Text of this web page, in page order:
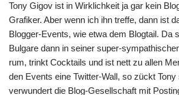
Tony Gigov ist in Wirklichkeit ja gar kein
Grafiker. Aber wenn ich ihn treffe, dann ist
Blogger-Events, wie etwa dem Blogtail. Da
Bulgare dann in seiner super-
rum, trinkt Cocktails und ist nett zu allen
den Events eine Twitter-Wall, so zückt Tony
verwundert die Blog-Gesellschaft mit